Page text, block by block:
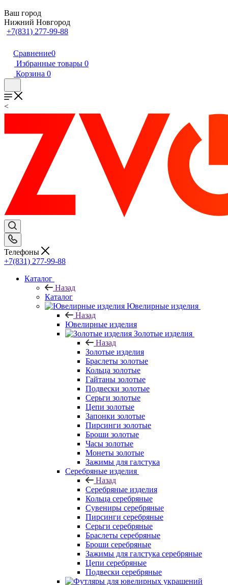
Ваш город
Нижний Новгород
+7(831) 277-99-88
Сравнение0
Избранные товары 0
Корзина 0
<
Телефоны
+7(831) 277-99-88
Каталог
Назад
Каталог
Ювелирные изделия
Назад
Ювелирные изделия
Золотые изделия
Назад
Золотые изделия
Браслеты золотые
Кольца золотые
Гайтаны золотые
Подвески золотые
Серьги золотые
Цепи золотые
Запонки золотые
Пирсинги золотые
Броши золотые
Часы золотые
Монеты золотые
Зажимы для галстука
Серебряные изделия
Назад
Серебряные изделия
Кольца серебряные
Сувениры серебряные
Пирсинги серебряные
Серьги серебряные
Браслеты серебряные
Броши серебряные
Зажимы для галстука серебряные
Цепи серебряные
Подвески серебряные